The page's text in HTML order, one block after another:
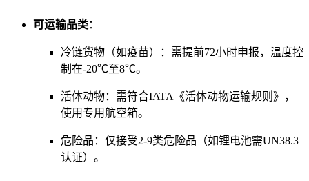
可运输品类：
冷链货物（如疫苗）：需提前72小时申报，温度控
制在-20℃至8℃。
活体动物：需符合IATA《活体动物运输规则》，
使用专用航空箱。
危险品：仅接受2-9类危险品（如锂电池需UN38.3
认证）。